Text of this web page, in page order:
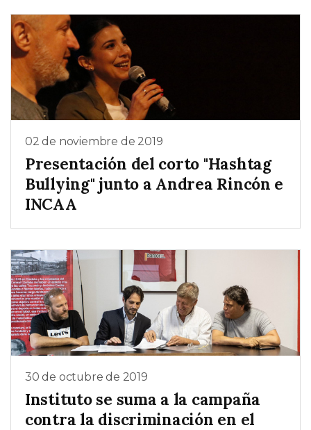
02 de noviembre de 2019
Presentación del corto "Hashtag
Bullying" junto a Andrea Rincón e
INCAA
30 de octubre de 2019
Instituto se suma a la campaña
contra la discriminación en el